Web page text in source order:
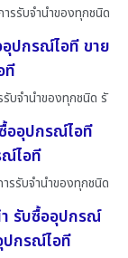
รรับจำนำของทุกชนิด
อุปกรณ์ไอที ขาย
ที
รับจำนำของทุกชนิด รั
ออุปกรณ์ไอที
ณ์ไอที
รรับจำนำของทุกชนิด
ำ รับซื้ออุปกรณ์
ปกรณ์ไอที